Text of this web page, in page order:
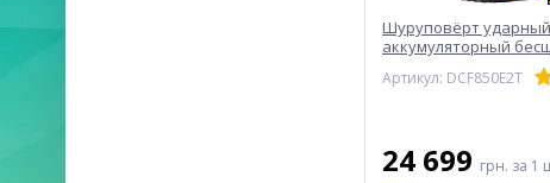
Шуруповёрт ударный
аккумуляторный
Артикул: DCF850E2T
24 699 грн. за 1